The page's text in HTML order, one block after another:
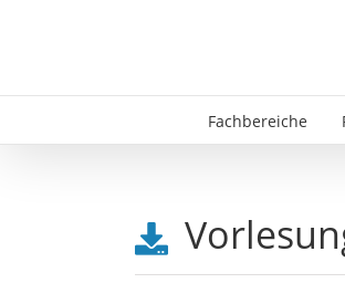
Fachbereiche